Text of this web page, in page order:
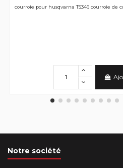
courroie pour husqvarna TS346 courroie de
Notre société